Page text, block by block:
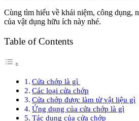
Cùng tìm hiểu về khái niệm, công dụng,
của vật dụng hữu ích này nhé.
Table of Contents
Cửa chớp là gì
Các loại cửa chớp
Cửa chớp được làm từ vật liệu gì
Ứng dụng của cửa chớp là gì
Tác dụng của cửa chớp